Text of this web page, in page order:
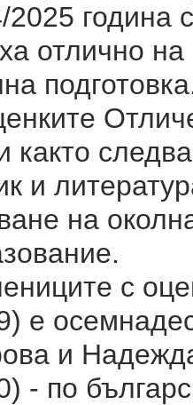
2025 година
отлично
както
и
на
с
е
и
- по